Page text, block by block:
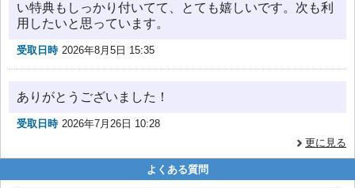
い特典もしっかり付いてて、とても嬉しいです。次も利
用したいと思っています。
受取日時 2026年8月5日 15:35
ありがとうございました！
受取日時 2026年7月26日 10:28
更に見る
よくある質問